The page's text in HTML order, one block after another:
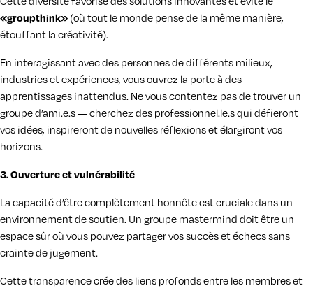
«groupthink» (où tout le monde pense de la même manière,
étouffant la créativité).
En interagissant avec des personnes de différents milieux,
industries et expériences, vous ouvrez la porte à des
apprentissages inattendus. Ne vous contentez pas de trouver un
groupe d’ami.e.s — cherchez des professionnel.le.s qui défieront
vos idées, inspireront de nouvelles réflexions et élargiront vos
horizons.
3. Ouverture et vulnérabilité
La capacité d’être complètement honnête est cruciale dans un
environnement de soutien. Un groupe mastermind doit être un
espace sûr où vous pouvez partager vos succès et échecs sans
crainte de jugement.
Cette transparence crée des liens profonds entre les membres et